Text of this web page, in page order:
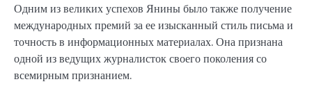
Одним из великих успехов Янины было также получение
международных премий за ее изысканный стиль письма и
точность в информационных материалах. Она признана
одной из ведущих журналисток своего поколения со
всемирным признанием.